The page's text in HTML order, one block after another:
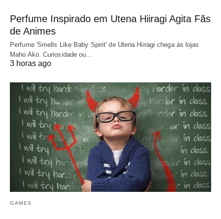
Perfume Inspirado em Utena Hiiragi Agita Fãs
de Animes
Perfume 'Smells Like Baby Spirit' de Utena Hiiragi chega às lojas
Maho Ako. Curiosidade ou…
3 horas ago
GAMES